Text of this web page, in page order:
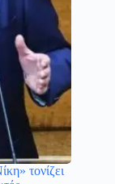
τονίζει